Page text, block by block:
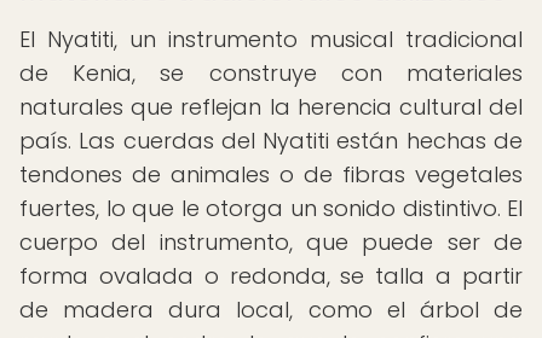
El Nyatiti, un instrumento musical tradicional
de Kenia, se construye con materiales
naturales que reflejan la herencia cultural del
país. Las cuerdas del Nyatiti están hechas de
tendones de animales o de fibras vegetales
fuertes, lo que le otorga un sonido distintivo. El
cuerpo del instrumento, que puede ser de
forma ovalada o redonda, se talla a partir
de madera dura local, como el árbol de